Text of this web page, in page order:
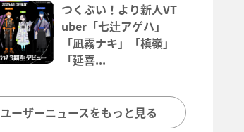
つくぶい！より新人VT
uber「七辻アゲハ」
「凪霧ナキ」「槙嶺」
「延喜...
ユーザーニュースをもっと見る